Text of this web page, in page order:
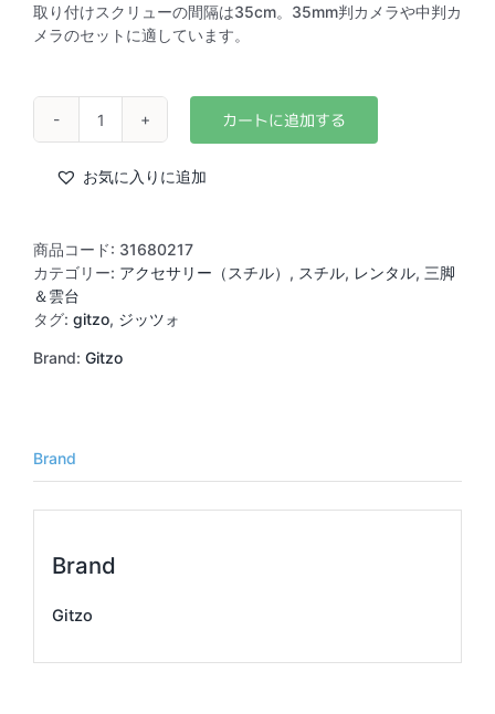
取り付けスクリューの間隔は35cm。35mm判カメラや中判カ
メラのセットに適しています。
GITZO
ブ
ラ
ッ
フ
ー
お気に入りに追加
商品コード: 31680217
カテゴリー: アクセサリー（スチル） , スチル, レンタル, 三脚
＆雲台
タグ: gitzo, ジッツォ
Brand: Gitzo
Brand
Brand
Gitzo